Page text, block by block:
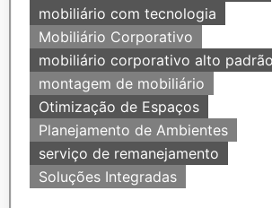
mobiliário com tecnologia
Mobiliário Corporativo
mobiliário corporativo alto padrão
montagem de mobiliário
Otimização de Espaços
Planejamento de Ambientes
serviço de remanejamento
Soluções Integradas